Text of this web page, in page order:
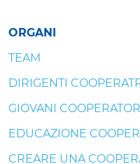
ORGANI
TEAM
DIRIGENTI
GIOVANI COOPERATORI
EDUCAZIONE
CREARE UNA